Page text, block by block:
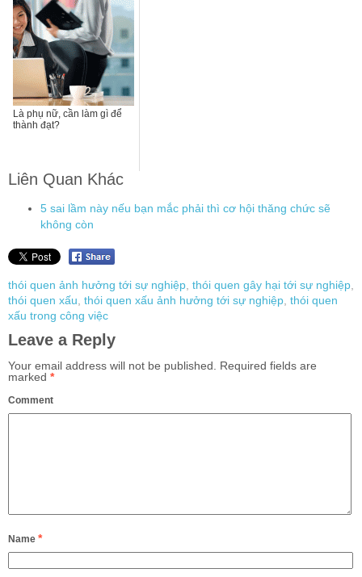
Là phụ nữ, cần làm gì để
thành đạt?
Liên Quan Khác
5 sai lầm này nếu bạn mắc phải thì cơ hội thăng chức sẽ
không còn
thói quen ảnh hưởng tới sự nghiệp thói quen gây hại tới sự nghiệp
thói quen xấu thói quen xấu ảnh hưởng tới sự nghiệp thói quen
xấu trong công việc
Leave a Reply
Your email address will not be published.
Required fields are
marked *
Comment
Name *